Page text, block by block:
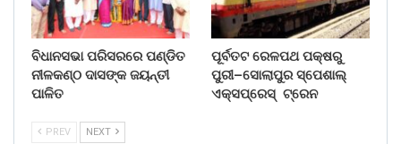
ବିଧାନସଭା ପରିସରରେ ପଣ୍ଡିତ
ନୀଳକଣ୍ଠ ଦାସଙ୍କ ଜୟନ୍ତୀ
ପାଳିତ
ପୂର୍ବତଟ ରେଳପଥ ପକ୍ଷରୁ
ପୁରୀ–ସୋଲାପୁର ସ୍ପେଶାଲ୍
ଏକ୍ସପ୍ରେସ୍ ଟ୍ରେନ
PREV NEXT